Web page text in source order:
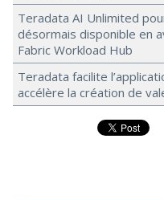
Teradata AI Unlimited
désormais disponible en
Fabric Workload Hub
Teradata facilite
accélère la création de